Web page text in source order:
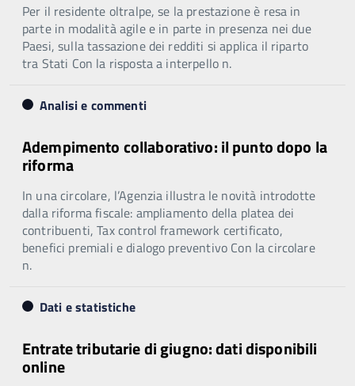
Per il residente oltralpe, se la prestazione è resa in
parte in modalità agile e in parte in presenza nei due
Paesi, sulla tassazione dei redditi si applica il riparto
tra Stati Con la risposta a interpello n.
Analisi e commenti
Adempimento collaborativo: il punto dopo la
riforma
In una circolare, l’Agenzia illustra le novità introdotte
dalla riforma fiscale: ampliamento della platea dei
contribuenti, Tax control framework certificato,
benefici premiali e dialogo preventivo Con la circolare
n.
Dati e statistiche
Entrate tributarie di giugno: dati disponibili
online